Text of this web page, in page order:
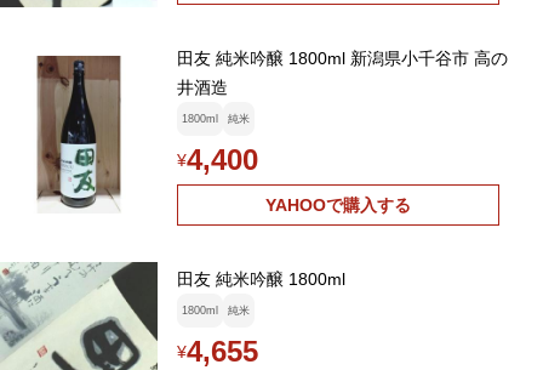
田友 純米吟醸 1800ml 新潟県小千谷市 高の
井酒造
1800ml 純米
¥4,400
YAHOOで購入する
田友 純米吟醸 1800ml
1800ml 純米
¥4,655